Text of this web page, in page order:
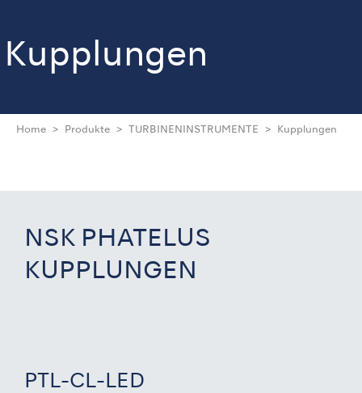
Kupplungen
Home Produkte TURBINENINSTRUMENTE Kupplungen
NSK PHATELUS
KUPPLUNGEN
PTL-CL-LED